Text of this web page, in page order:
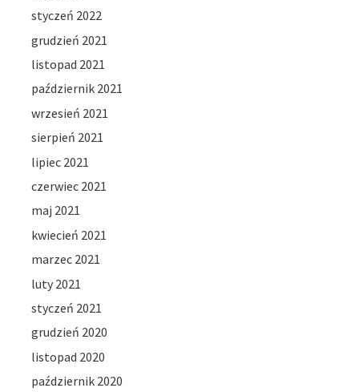
styczeń 2022
grudzień 2021
listopad 2021
październik 2021
wrzesień 2021
sierpień 2021
lipiec 2021
czerwiec 2021
maj 2021
kwiecień 2021
marzec 2021
luty 2021
styczeń 2021
grudzień 2020
listopad 2020
październik 2020